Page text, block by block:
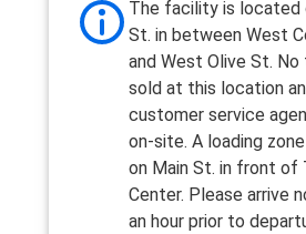
The facility is located
St. in between West
and West Olive St.
sold at this location
customer service
on-site. A loading
on Main St. in front of
Center. Please arrive
an hour prior to